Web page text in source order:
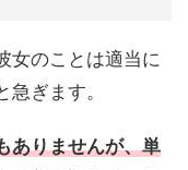
女のことは適当に
ぎます。
ありませんが、単